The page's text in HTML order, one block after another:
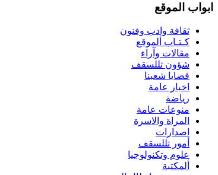
ابواب الموقع
ثقافة وادب وفنون
كـتـاب ألموقع
مقالات وآراء
شؤون تللسقف
قضايا شعبنا
اخبار عامة
رياضة
منوعات عامة
المراة والاسرة
اصدارات
أمور تللسقف
علوم وتكنولوجيا
ألمكتبة